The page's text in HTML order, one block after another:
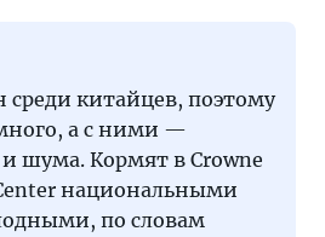
среди китайцев, поэтому
а с ними —
шума. Кормят в Crowne
национальными
по словам